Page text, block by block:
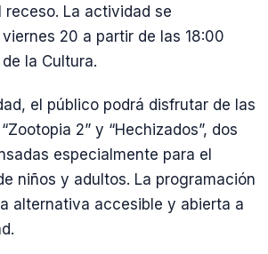
La actividad se
20 a partir de las 18:00
la Cultura.
el público podrá disfrutar de las
2” y “Hechizados”, dos
especialmente para el
niños y adultos. La programación
alternativa accesible y abierta a